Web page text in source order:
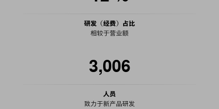
研发（经费）占比
相较于营业额
3,006
人员
致力于新产品研发